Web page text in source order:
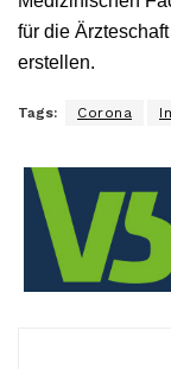
für die
erstellen.
Tags: Corona